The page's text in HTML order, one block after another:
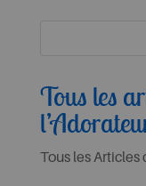
Tous les
Tous les Articles